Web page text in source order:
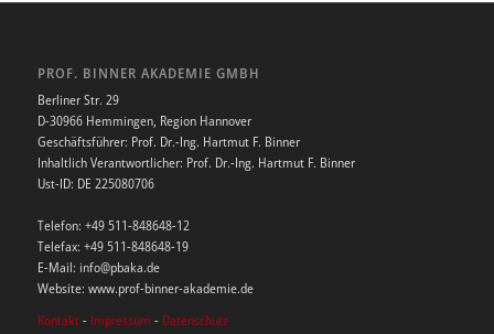
PROF. BINNER AKADEMIE GMBH
Berliner Str. 29
D-30966 Hemmingen, Region Hannover
Geschäftsführer: Prof. Dr.-Ing. Hartmut F. Binner
Inhaltlich Verantwortlicher: Prof. Dr.-Ing. Hartmut F. Binner
Ust-ID: DE 225080706
Telefon: +49 511-848648-12
Telefax: +49 511-848648-19
E-Mail: info@pbaka.de
Website: www.prof-binner-akademie.de
Kontakt - Impressum - Datenschutz